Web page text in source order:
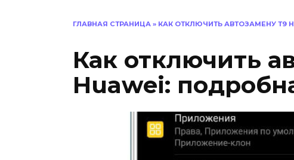
ГЛАВНАЯ СТРАНИЦА » КАК ОТКЛЮЧИТЬ АВТОЗАМЕНУ Т9
Как отключить
Huawei: